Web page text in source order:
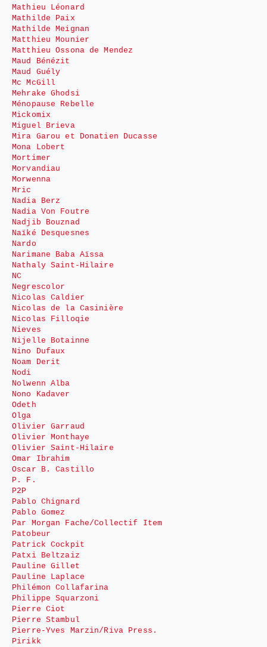
Mathieu Léonard
Mathilde Paix
Mathilde Meignan
Matthieu Mounier
Matthieu Ossona de Mendez
Maud Bénézit
Maud Guély
Mc McGill
Mehrake Ghodsi
Ménopause Rebelle
Mickomix
Miguel Brieva
Mira Garou et Donatien Ducasse
Mona Lobert
Mortimer
Morvandiau
Morwenna
Mric
Nadia Berz
Nadia Von Foutre
Nadjib Bouznad
Naïké Desquesnes
Nardo
Narimane Baba Aïssa
Nathaly Saint-Hilaire
NC
Negrescolor
Nicolas Caldier
Nicolas de la Casinière
Nicolas Filloqie
Nieves
Nijelle Botainne
Nino Dufaux
Noam Derit
Nodi
Nolwenn Alba
Nono Kadaver
Odeth
Olga
Olivier Garraud
Olivier Monthaye
Olivier Saint-Hilaire
Omar Ibrahim
Oscar B. Castillo
P. F.
P2P
Pablo Chignard
Pablo Gomez
Par Morgan Fache/Collectif Item
Patobeur
Patrick Cockpit
Patxi Beltzaiz
Pauline Gillet
Pauline Laplace
Philémon Collafarina
Philippe Squarzoni
Pierre Ciot
Pierre Stambul
Pierre-Yves Marzin/Riva Press.
Pirikk